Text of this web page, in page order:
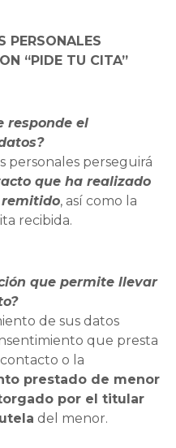
PERSONALES
“PIDE TU CITA”
responde el
personales perseguirá
que ha realizado
remitido, así como la
recibida.
que permite llevar
de sus datos
que presta
o la
prestado de menor
por el titular
del menor.